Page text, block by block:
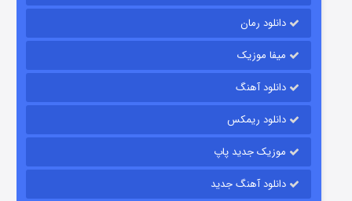
قسمت۱۵ (دوبله) منتشر شد
دانلود رمان
میفا موزیک
دانلود آهنگ
دانلود ریمکس
موزیک جدید پاپ
دانلود آهنگ جدید